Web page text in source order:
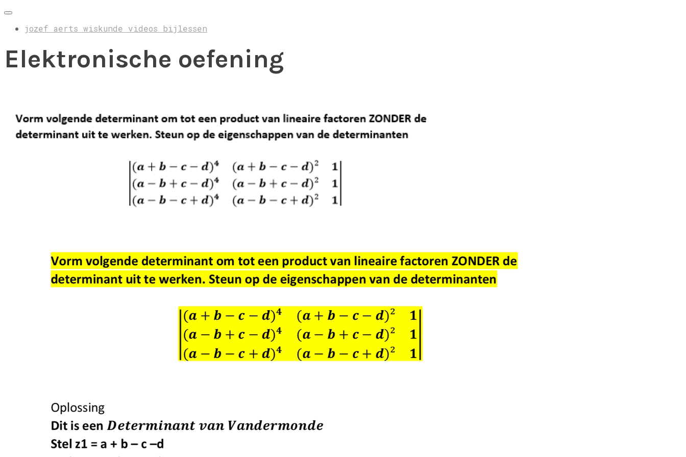
jozef aerts wiskunde videos bijlessen
Elektronische oefening